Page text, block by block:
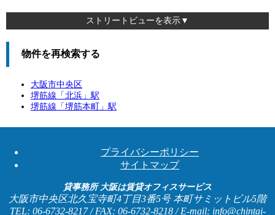
ストリートビューを表示▼
物件を再検索する
大阪市中央区
堺筋線「北浜 」駅
堺筋線「堺筋本町 」駅
プライバシーポリシー
サイトマップ
貸事務所 大阪は賃貸オフィスサービス
大阪市中央区北久宝寺町4丁目3番5号 本町サミットビル5階
TEL: 06-6732-8217 / FAX: 06-6732-8218 / E-mail: info@chintai-